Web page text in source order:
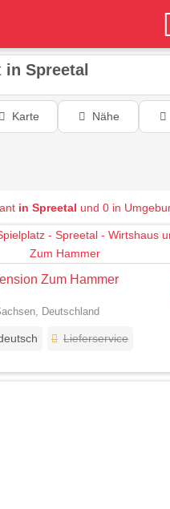
in Spreetal
Karte Nähe
in Spreetal und 0 in
Zum Hammer
Deutschland
Lieferservice